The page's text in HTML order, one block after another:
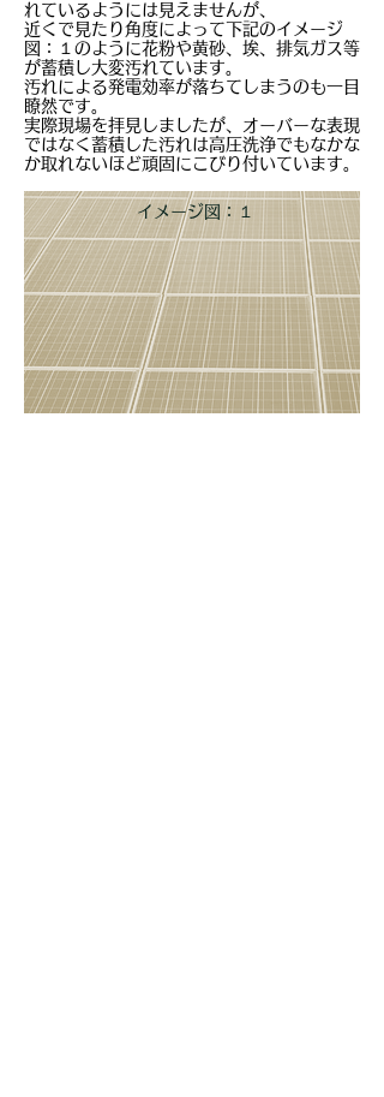
れているようには見えませんが、
近くで見たり角度によって下記のイメージ
図：１のように花粉や黄砂、埃、排気ガス等
が蓄積し大変汚れています。
汚れによる発電効率が落ちてしまうのも一目
瞭然です。
​実際現場を拝見しましたが、オーバーな表現
ではなく蓄積した汚れは高圧洗浄でもなかな
か取れないほど頑固にこびり付いています。
​イメージ図：１